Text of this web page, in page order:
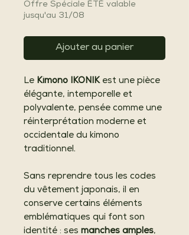
Offre Spéciale ÉTÉ valable
jusqu'au 31/08
Ajouter au panier
Le Kimono IKONIKest une pièce
élégante, intemporelle et
polyvalente, pensée comme une
réinterprétation moderne et
occidentale du kimono
traditionnel.
Sans reprendre tous les codes
du vêtement japonais, il en
conserve certains éléments
emblématiques qui font son
identité : ses manches amples,